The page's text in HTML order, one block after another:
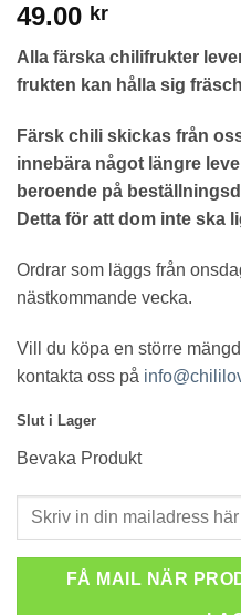
49.00 kr
Alla färska chilifrukter
frukten kan hålla sig
Färsk chili skickas från
innebära något längre
beroende på
Detta för att dom inte ska
Ordrar som läggs från
nästkommande vecka.
Vill du köpa en större
kontakta oss på
Slut i Lager
Bevaka Produkt
FÅ MAIL NÄR